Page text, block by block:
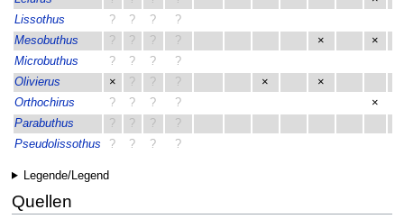
Lissothus
? ? ?
?
Mesobuthus
? ? ? ? ×
×
Microbuthus
? ? ?
?
Olivierus
× ? ? ? ×
×
Orthochirus
? ? ? ?
×
Parabuthus
? ? ?
?
Pseudolissothus
? ? ? ?
Legende/Legend
Quellen